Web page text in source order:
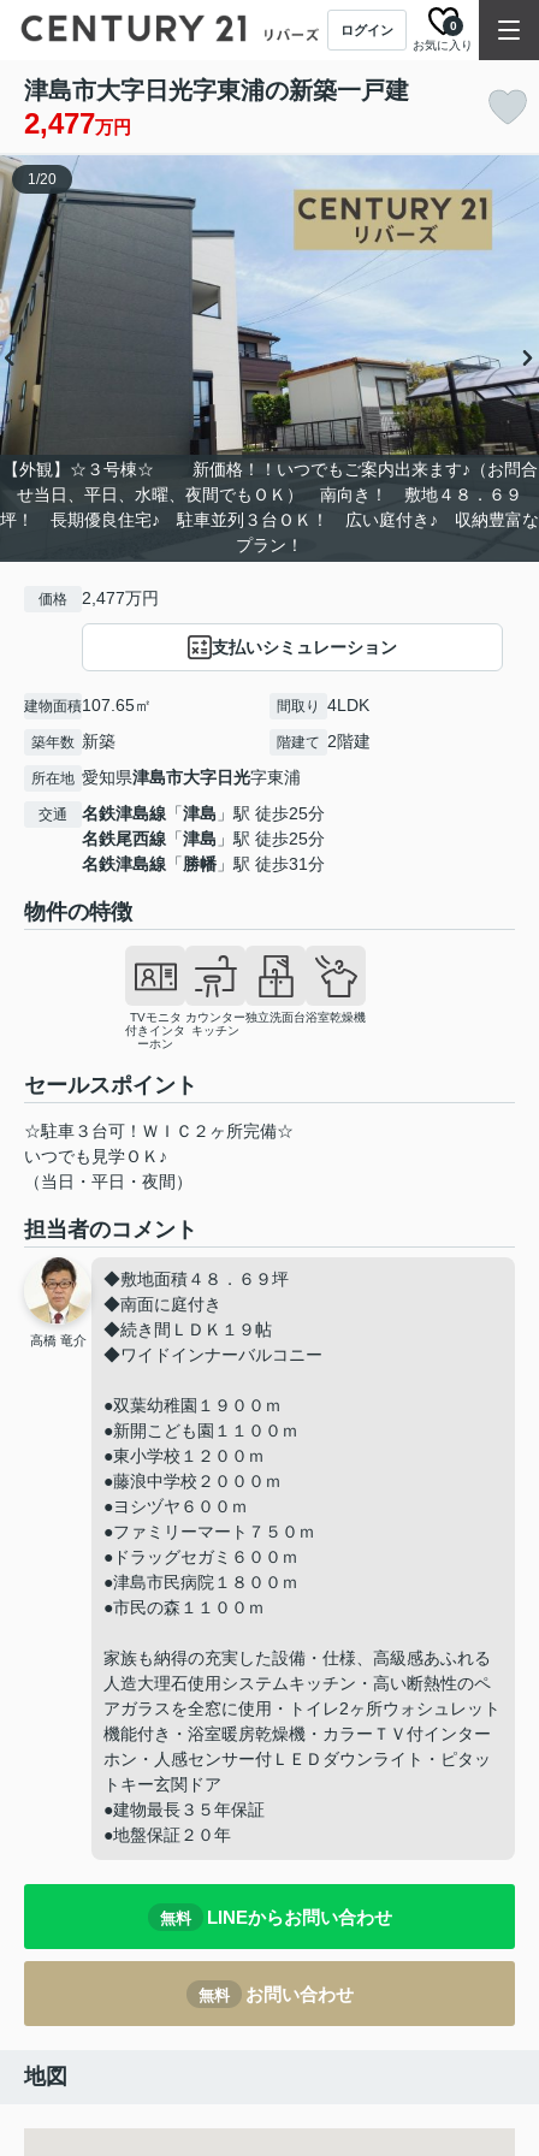
ログイン
お気に入り
0
津島市大字日光字東浦の新築一戸建
2,477万円
【外観】☆３号棟☆ 新価格！！いつでもご案内出来ます♪（お問合
せ当日、平日、水曜、夜間でもＯＫ） 南向き！ 敷地４８．６９
坪！ 長期優良住宅♪ 駐車並列３台ＯＫ！ 広い庭付き♪ 収納豊富な
プラン！
1/20
価格 2,477万円
支払いシミュレーション
建物面積107.65㎡ 間取り 4LDK
築年数 新築 階建て 2階建
所在地 愛知県津島市大字日光字東浦
交通 名鉄津島線 「津島 」駅 徒歩25分
名鉄尾西線 「津島 」駅 徒歩25分
名鉄津島線 「勝幡 」駅 徒歩31分
物件の特徴
TVモニタ
付きインタ
ーホン
カウンター
キッチン
独立洗面台浴室乾燥機
セールスポイント
☆駐車３台可！ＷＩＣ２ヶ所完備☆
いつでも見学ＯＫ♪
（当日・平日・夜間）
担当者のコメント
高橋 竜介
◆敷地面積４８．６９坪
◆南面に庭付き
◆続き間ＬＤＫ１９帖
◆ワイドインナーバルコニー
●双葉幼稚園１９００ｍ
●新開こども園１１００ｍ
●東小学校１２００ｍ
●藤浪中学校２０００ｍ
●ヨシヅヤ６００ｍ
●ファミリーマート７５０ｍ
●ドラッグセガミ６００ｍ
●津島市民病院１８００ｍ
●市民の森１１００ｍ
家族も納得の充実した設備・仕様、高級感あふれる
人造大理石使用システムキッチン・高い断熱性のペ
アガラスを全窓に使用・トイレ2ヶ所ウォシュレット
機能付き・浴室暖房乾燥機・カラーＴＶ付インター
ホン・人感センサー付ＬＥＤダウンライト・ピタッ
トキー玄関ドア
●建物最長３５年保証
●地盤保証２０年
無料 LINEからお問い合わせ
無料 お問い合わせ
地図